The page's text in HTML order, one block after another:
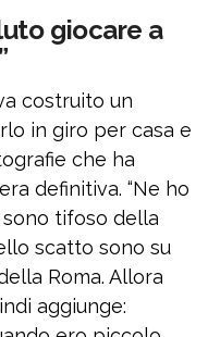
giocare a
costruito un
in giro per casa e
che ha
definitiva. “Ne ho
tifoso della
scatto sono su
Roma. Allora
aggiunge: